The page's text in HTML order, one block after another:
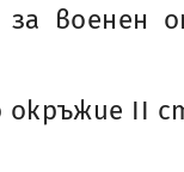
за военен
окръжие II